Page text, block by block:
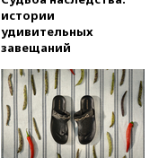
истории
удивительных
завещаний